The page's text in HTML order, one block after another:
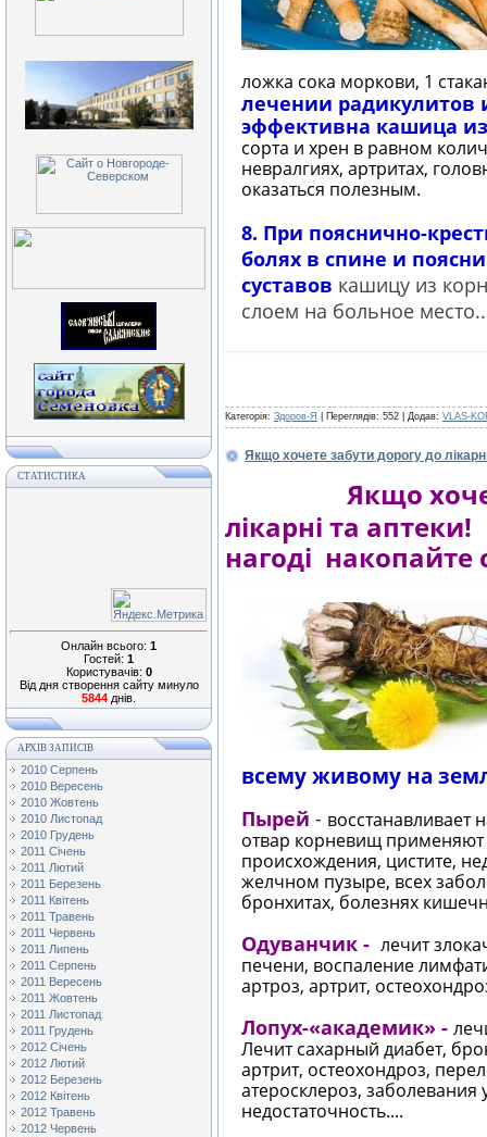
СТАТИСТИКА
Онлайн всього: 1
Гостей: 1
Користувачів: 0
Від дня створення сайту минуло
5844 днів.
АРХІВ ЗАПИСІВ
2010 Серпень
2010 Вересень
2010 Жовтень
2010 Листопад
2010 Грудень
2011 Січень
2011 Лютий
2011 Березень
2011 Квітень
2011 Травень
2011 Червень
2011 Липень
2011 Серпень
2011 Вересень
2011 Жовтень
2011 Листопад
2011 Грудень
2012 Січень
2012 Лютий
2012 Березень
2012 Квітень
2012 Травень
2012 Червень
ложка сока моркови, 1
лечении радикулитов
эффективна кашица
сорта и хрен в равном
невралгиях, артритах,
оказаться полезным.
8. При пояснично-
болях в спине и
суставов кашицу из
слоем на больное
Категорія: Здоров-Я | Переглядів: 552 | Додав: VLAS-
Якщо хочете забути дорогу до
Якщо
лікарні
нагоді накопайте
всему живому на
Пырей -
отвар корневищ применяют
происхождения, цистите,
желчном пузыре, всех
бронхитах, болезнях
Одуванчик - лечит
печени, воспаление
артроз, артрит,
Лопух-«академик» -
Лечит сахарный диабет,
артрит, остеохондроз,
атеросклероз,
недостаточность....